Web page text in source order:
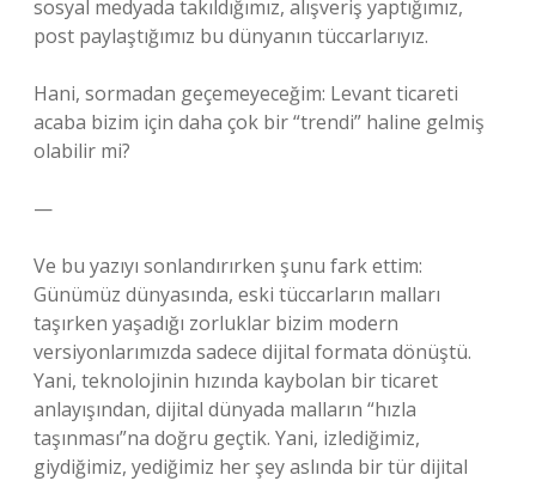
sosyal medyada takıldığımız, alışveriş yaptığımız,
post paylaştığımız bu dünyanın tüccarlarıyız.
Hani, sormadan geçemeyeceğim: Levant ticareti
acaba bizim için daha çok bir “trendi” haline gelmiş
olabilir mi?
—
Ve bu yazıyı sonlandırırken şunu fark ettim:
Günümüz dünyasında, eski tüccarların malları
taşırken yaşadığı zorluklar bizim modern
versiyonlarımızda sadece dijital formata dönüştü.
Yani, teknolojinin hızında kaybolan bir ticaret
anlayışından, dijital dünyada malların “hızla
taşınması”na doğru geçtik. Yani, izlediğimiz,
giydiğimiz, yediğimiz her şey aslında bir tür dijital